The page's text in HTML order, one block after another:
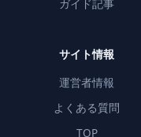
ガイド記事
サイト情報
運営者情報
よくある質問
TOP